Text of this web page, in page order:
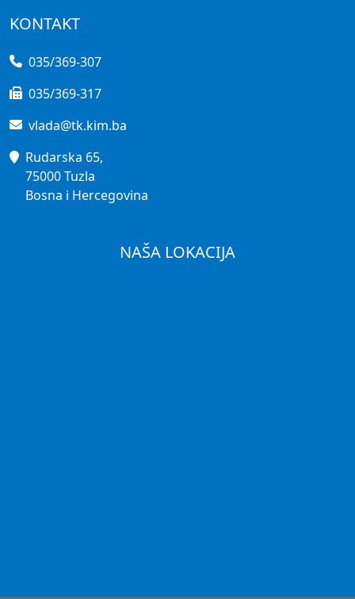
KONTAKT
035/369-307
035/369-317
vlada@tk.kim.ba
Rudarska 65,
75000 Tuzla
Bosna i Hercegovina
NAŠA LOKACIJA